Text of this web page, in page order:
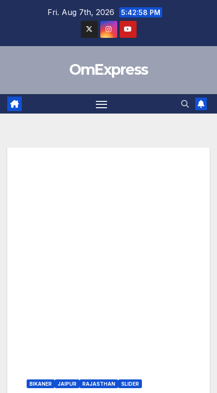
Fri. Aug 7th, 2026 5:42:59 PM
OmExpress
BIKANER JAIPUR RAJASTHAN SLIDER